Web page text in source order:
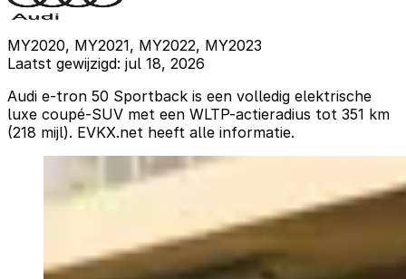
MY2020, MY2021, MY2022, MY2023
Laatst gewijzigd: jul 18, 2026
Audi e-tron 50 Sportback is een volledig elektrische
luxe coupé-SUV met een WLTP-actieradius tot 351 km
(218 mijl). EVKX.net heeft alle informatie.